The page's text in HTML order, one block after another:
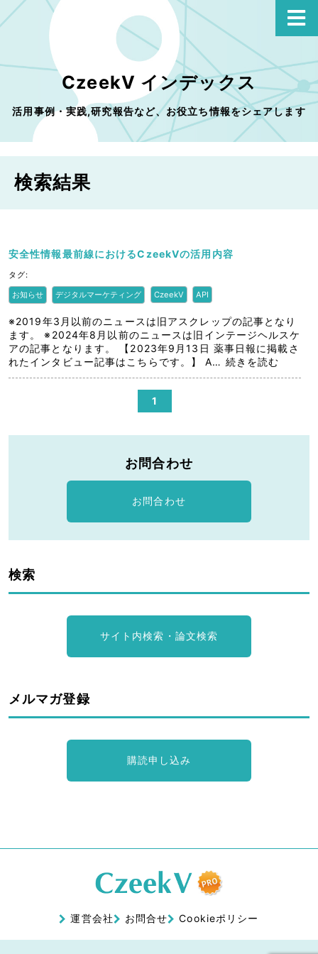
CzeekV インデックス
活用事例・実践,研究報告など、お役立ち情報をシェアします
検索結果
安全性情報最前線におけるCzeekVの活用内容
タグ:
お知らせ
デジタルマーケティング CzeekV API
※2019年3月以前のニュースは旧アスクレップの記事となり
ます。 ※2024年8月以前のニュースは旧インテージヘルスケ
アの記事となります。 【2023年9月13日 薬事日報に掲載さ
れたインタビュー記事はこちらです。】 A… 続きを読む
1
お問合わせ
お問合わせ
検索
サイト内検索・論文検索
メルマガ登録
購読申し込み
運営会社 お問合せ Cookieポリシー